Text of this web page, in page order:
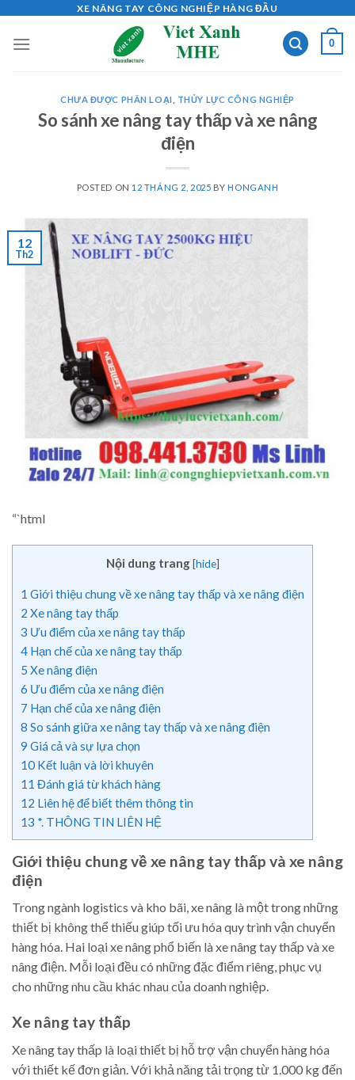
content
XE NÂNG TAY CÔNG NGHIỆP HÀNG ĐẦU
0
CHƯA ĐƯỢC PHÂN LOẠI THỦY LỰC CÔNG NGHIỆP
So sánh xe nâng tay thấp và xe nâng
điện
POSTED ON 12 THÁNG 2, 2025 BYHONGANH
12
Th2
“`html
Nội dung trang [hide]
1 Giới thiệu chung về xe nâng tay thấp và xe nâng điện
2 Xe nâng tay thấp
3 Ưu điểm của xe nâng tay thấp
4 Hạn chế của xe nâng tay thấp
5 Xe nâng điện
6 Ưu điểm của xe nâng điện
7 Hạn chế của xe nâng điện
8 So sánh giữa xe nâng tay thấp và xe nâng điện
9 Giá cả và sự lựa chọn
10 Kết luận và lời khuyên
11 Đánh giá từ khách hàng
12 Liên hệ để biết thêm thông tin
13 *. THÔNG TIN LIÊN HỆ
Giới thiệu chung về xe nâng tay thấp và xe nâng
điện
Trong ngành logistics và kho bãi, xe nâng là một trong những
thiết bị không thể thiếu giúp tối ưu hóa quy trình vận chuyển
hàng hóa. Hai loại xe nâng phổ biến là xe nâng tay thấp và xe
nâng điện. Mỗi loại đều có những đặc điểm riêng, phục vụ
cho những nhu cầu khác nhau của doanh nghiệp.
Xe nâng tay thấp
Xe nâng tay thấp là loại thiết bị hỗ trợ vận chuyển hàng hóa
với thiết kế đơn giản. Với khả năng tải trọng từ 1.000 kg đến